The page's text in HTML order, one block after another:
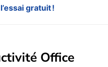
gratuit !
Office